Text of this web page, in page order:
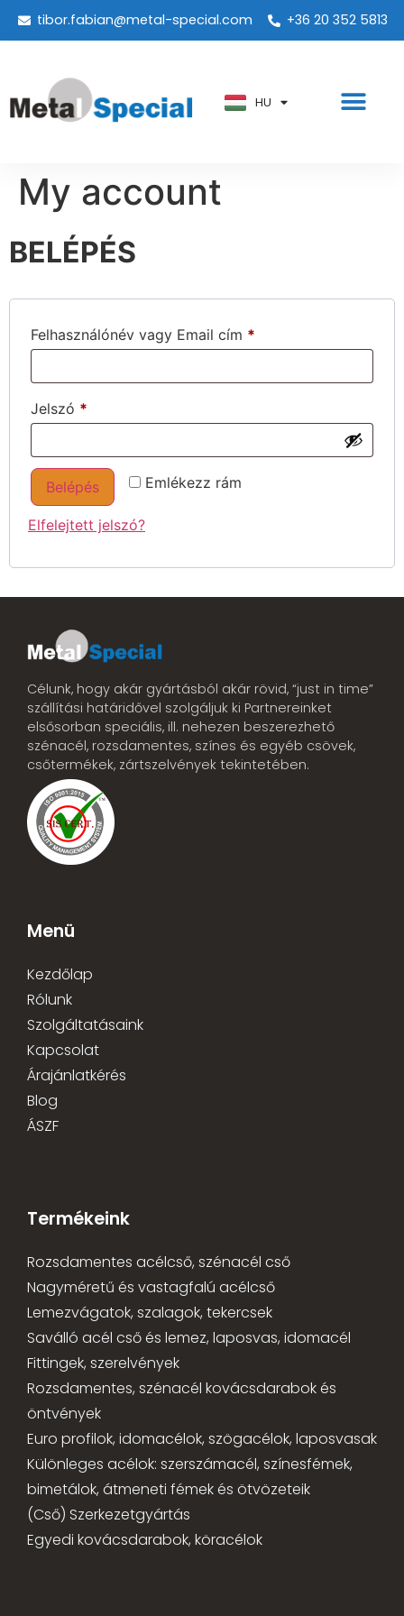
tibor.fabian@metal-special.com +36 20 352 5813
HU
PT
AR
My account
BELÉPÉS
Felhasználónév vagy Email cím *
Jelszó *
Emlékezz rám
Belépés
Elfelejtett jelszó?
Célunk, hogy akár gyártásból akár rövid, “just in time”
szállítási határidővel szolgáljuk ki Partnereinket
elsősorban speciális, ill. nehezen beszerezhető
szénacél, rozsdamentes, színes és egyéb csövek,
csőtermékek, zártszelvények tekintetében.
Menü
Kezdőlap
Rólunk
Szolgáltatásaink
Kapcsolat
Árajánlatkérés
Blog
ÁSZF
Termékeink
Rozsdamentes acélcső, szénacél cső
Nagyméretű és vastagfalú acélcső
Lemezvágatok, szalagok, tekercsek
Saválló acél cső és lemez, laposvas, idomacél
Fittingek, szerelvények
Rozsdamentes, szénacél kovácsdarabok és
öntvények
Euro profilok, idomacélok, szögacélok, laposvasak
Különleges acélok: szerszámacél, színesfémek,
bimetálok, átmeneti fémek és ötvözeteik
(Cső) Szerkezetgyártás
Egyedi kovácsdarabok, köracélok